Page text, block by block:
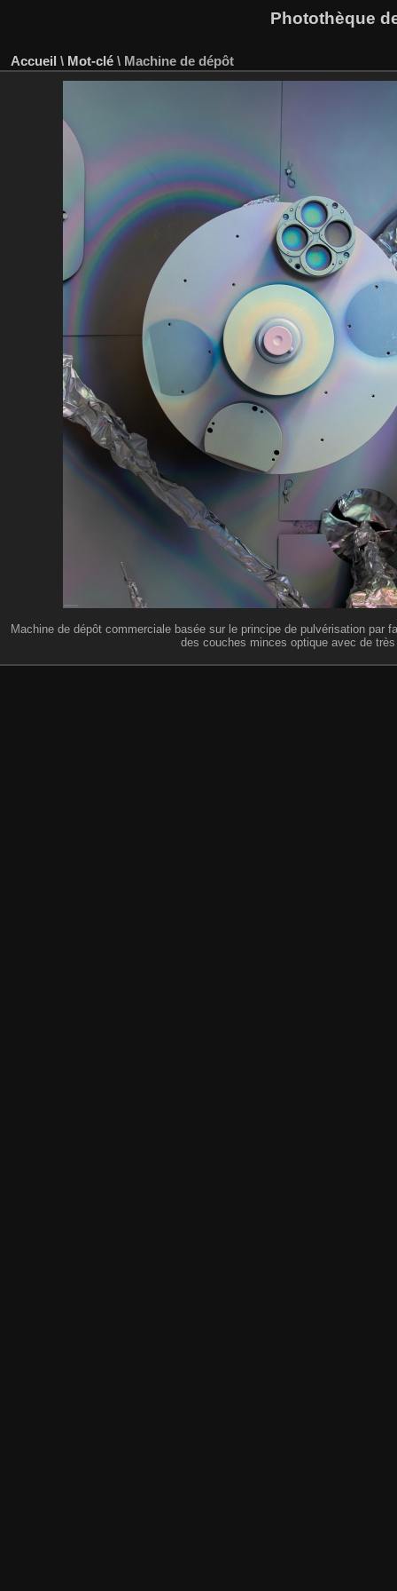
Photothèque
Accueil \ Mot-clé \ Machine de dépôt
Machine de dépôt commerciale basée sur le principe de pulvérisation par
des couches minces optique avec de